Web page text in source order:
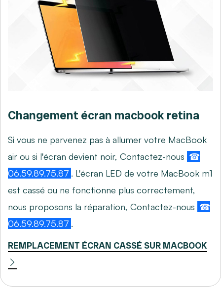
Changement écran macbook retina
Si vous ne parvenez pas à allumer votre MacBook
air ou si l'écran devient noir, Contactez-nous ☎
06.59.89.75.87 . L'écran LED de votre MacBook m1
est cassé ou ne fonctionne plus correctement,
nous proposons la réparation, Contactez-nous ☎
06.59.89.75.87 .
REMPLACEMENT ÉCRAN CASSÉ SUR MACBOOK